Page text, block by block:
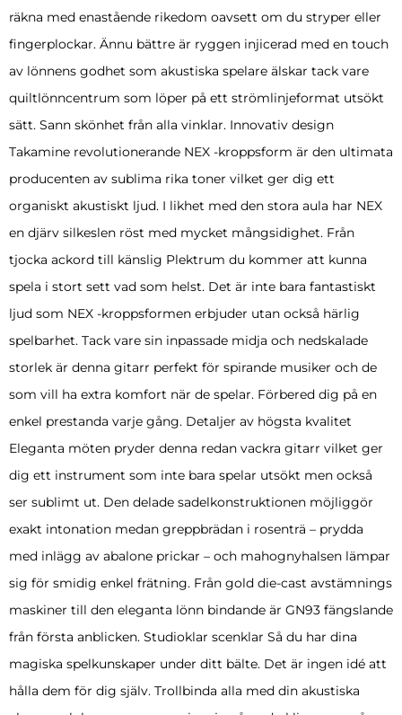
räkna med enastående rikedom oavsett om du stryper eller
fingerplockar. Ännu bättre är ryggen injicerad med en touch
av lönnens godhet som akustiska spelare älskar tack vare
quiltlönncentrum som löper på ett strömlinjeformat utsökt
sätt. Sann skönhet från alla vinklar. Innovativ design
Takamine revolutionerande NEX -kroppsform är den ultimata
producenten av sublima rika toner vilket ger dig ett
organiskt akustiskt ljud. I likhet med den stora aula har NEX
en djärv silkeslen röst med mycket mångsidighet. Från
tjocka ackord till känslig Plektrum du kommer att kunna
spela i stort sett vad som helst. Det är inte bara fantastiskt
ljud som NEX -kroppsformen erbjuder utan också härlig
spelbarhet. Tack vare sin inpassade midja och nedskalade
storlek är denna gitarr perfekt för spirande musiker och de
som vill ha extra komfort när de spelar. Förbered dig på en
enkel prestanda varje gång. Detaljer av högsta kvalitet
Eleganta möten pryder denna redan vackra gitarr vilket ger
dig ett instrument som inte bara spelar utsökt men också
ser sublimt ut. Den delade sadelkonstruktionen möjliggör
exakt intonation medan greppbrädan i rosenträ – prydda
med inlägg av abalone prickar – och mahognyhalsen lämpar
sig för smidig enkel frätning. Från gold die-cast avstämnings
maskiner till den eleganta lönn bindande är GN93 fängslande
från första anblicken. Studioklar scenklar Så du har dina
magiska spelkunskaper under ditt bälte. Det är ingen idé att
hålla dem för dig själv. Trollbinda alla med din akustiska